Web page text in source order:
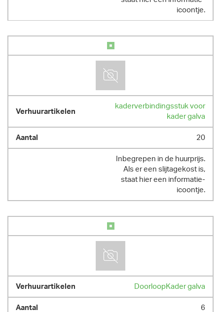
icoontje.
kaderverbindingsstuk voor
kader galva
20
Inbegrepen in de huurprijs.
Als er een slijtagekost is,
staat hier een informatie-
icoontje.
DoorloopKader galva
6